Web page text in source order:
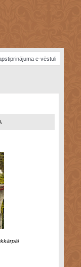
e-vēstuli